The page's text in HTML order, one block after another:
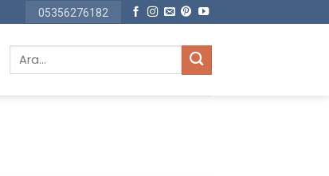
05356276182
Ara: